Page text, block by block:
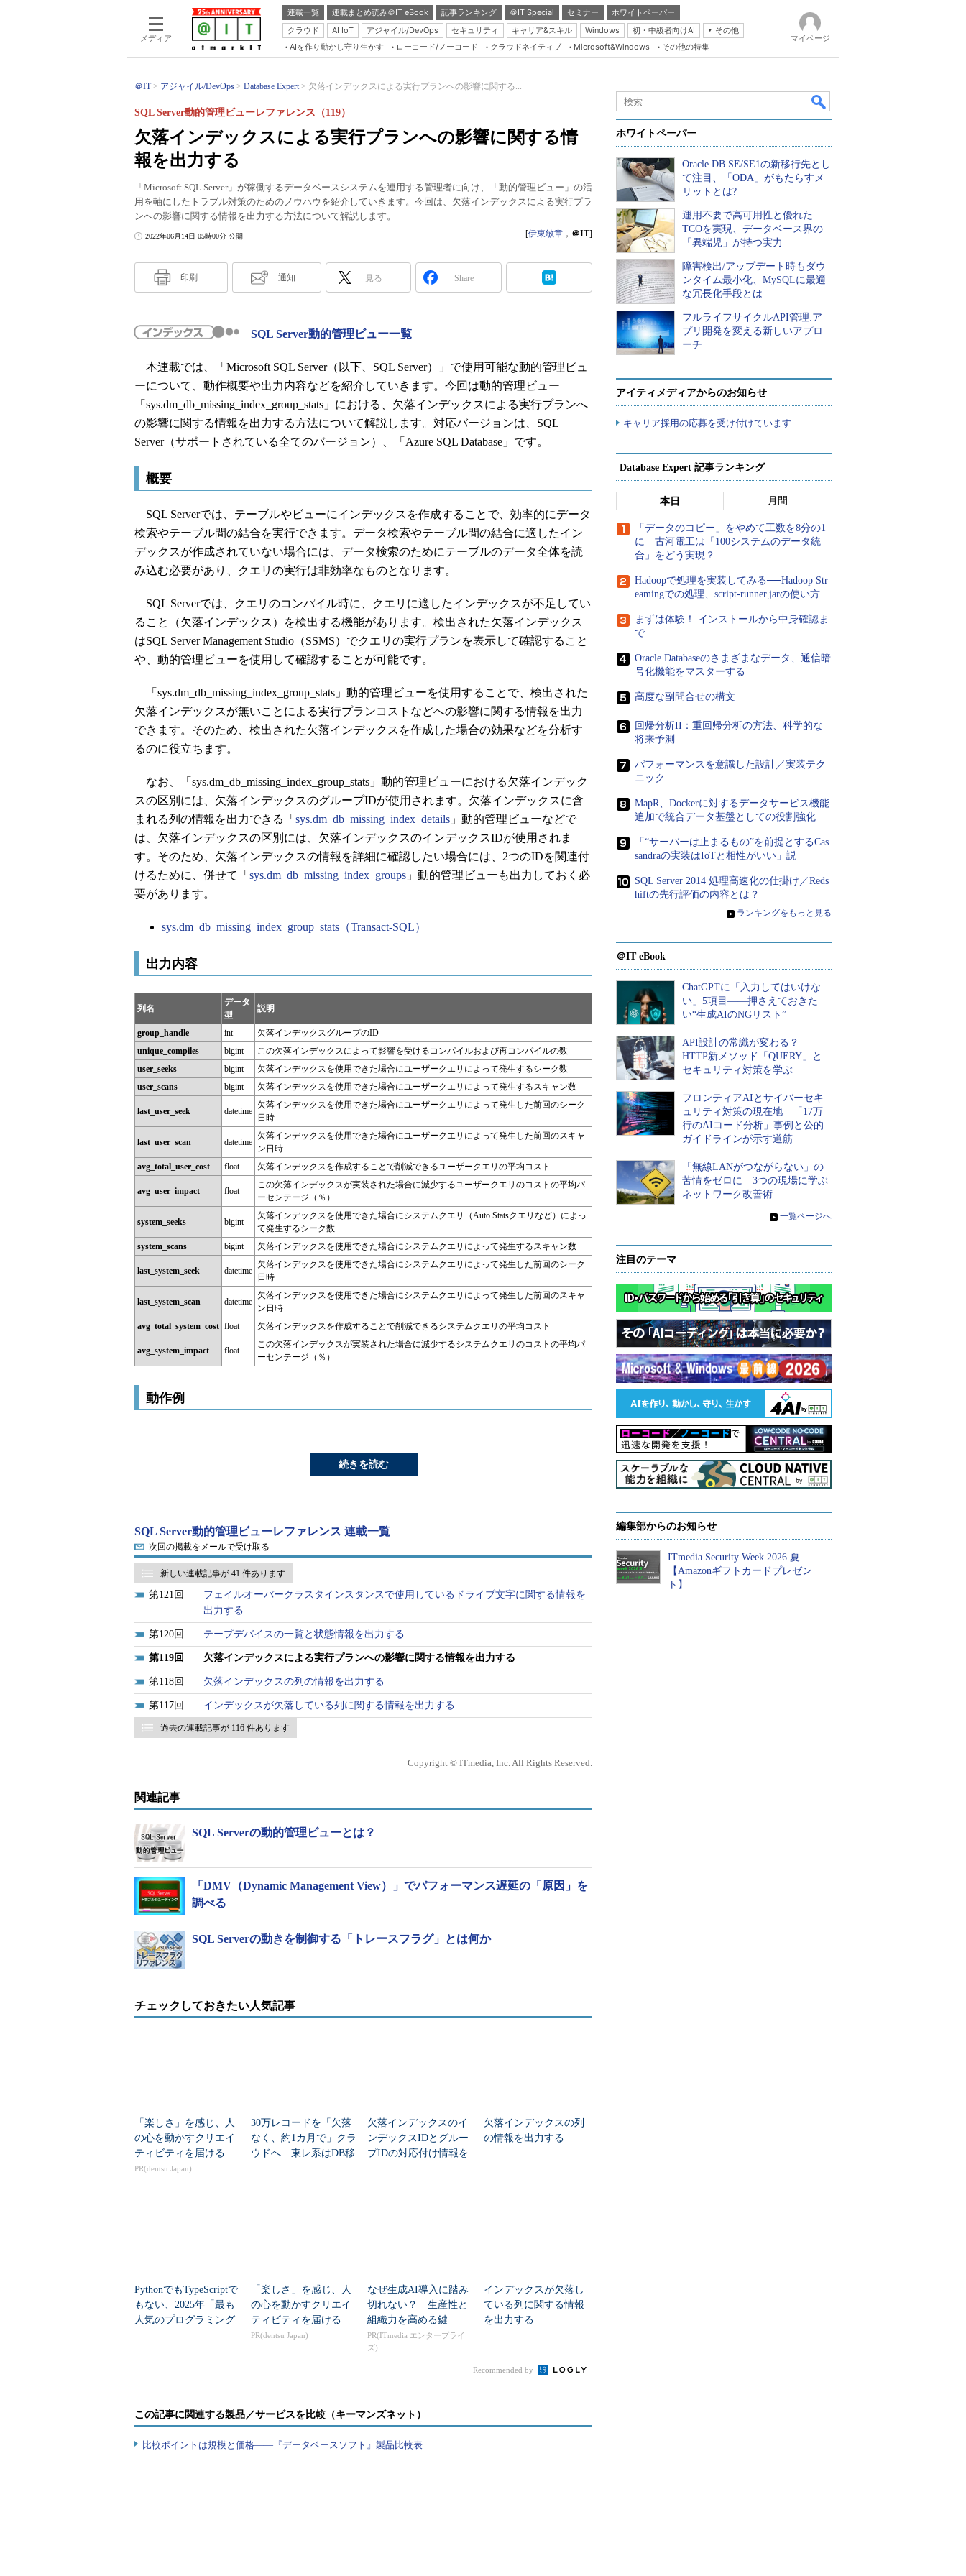
メディア
連載一覧 連載まとめ読み＠IT eBook 記事ランキング ＠IT Special セミナー
ホワイトペーパー
クラウド
AI IoT アジャイル/DevOps セキュリティ キャリア&スキル Windows 初・中級者向けAI
その他
Server & Storage
Java Agile
Database Expert
Linux ＆ OSS
Master of IP Network
Security & Trust
Test & Tools
AIを作り動かし守り生かす ローコード/ノーコード クラウドネイティブ Microsoft&Windows その他の特集
マイページ
＠IT アジャイル/DevOps Database Expert 欠落インデックスによる実行プランへの影響に関する...
欠落インデックスによる実行プランへの影響に関する情
報を出力する
SQL Server動的管理ビューレファレンス（119）
「Microsoft SQL Server」が稼働するデータベースシステムを運用する管理者に向け、「動的管理ビュー」の活
用を軸にしたトラブル対策のためのノウハウを紹介していきます。今回は、欠落インデックスによる実行プラ
ンへの影響に関する情報を出力する方法について解説します。
2022年06月14日 05時00分 公開 [伊東敏章 ， ＠IT]
印刷 通知 見る Share
SQL Server動的管理ビュー一覧
本連載では、「Microsoft SQL Server（以下、SQL Server）」で使用可能な動的管理ビュ
ーについて、動作概要や出力内容などを紹介していきます。今回は動的管理ビュー
「sys.dm_db_missing_index_group_stats」における、欠落インデックスによる実行プランへ
の影響に関する情報を出力する方法について解説します。対応バージョンは、SQL
Server（サポートされている全てのバージョン）、「Azure SQL Database」です。
概要
SQL Serverでは、テーブルやビューにインデックスを作成することで、効率的にデータ
検索やテーブル間の結合を実行できます。データ検索やテーブル間の結合に適したイン
デックスが作成されていない場合には、データ検索のためにテーブルのデータ全体を読
み込む必要があり、クエリの実行は非効率なものとなります。
SQL Serverでは、クエリのコンパイル時に、クエリに適したインデックスが不足してい
ること（欠落インデックス）を検出する機能があります。検出された欠落インデックス
はSQL Server Management Studio（SSMS）でクエリの実行プランを表示して確認すること
や、動的管理ビューを使用して確認することが可能です。
「sys.dm_db_missing_index_group_stats」動的管理ビューを使用することで、検出された
欠落インデックスが無いことによる実行プランコストなどへの影響に関する情報を出力
できます。そのため、検出された欠落インデックスを作成した場合の効果などを分析す
るのに役立ちます。
なお、「sys.dm_db_missing_index_group_stats」動的管理ビューにおける欠落インデック
スの区別には、欠落インデックスのグループIDが使用されます。欠落インデックスに含
まれる列の情報を出力できる「 sys.dm_db_missing_index_details 」動的管理ビューなどで
は、欠落インデックスの区別には、欠落インデックスのインデックスIDが使用されま
す。そのため、欠落インデックスの情報を詳細に確認したい場合には、2つのIDを関連付
けるために、併せて「 sys.dm_db_missing_index_groups 」動的管理ビューも出力しておく必
要があります。
sys.dm_db_missing_index_group_stats（Transact-SQL）
出力内容
列名
データ
型
説明
group_handle int
欠落インデックスグループのID
unique_compiles
bigint
この欠落インデックスによって影響を受けるコンパイルおよび再コンパイルの数
user_seeks
bigint
欠落インデックスを使用できた場合にユーザークエリによって発生するシーク数
user_scans
bigint 欠落インデックスを使用できた場合にユーザークエリによって発生するスキャン数
last_user_seek datetime
欠落インデックスを使用できた場合にユーザークエリによって発生した前回のシーク
日時
last_user_scan datetime
欠落インデックスを使用できた場合にユーザークエリによって発生した前回のスキャ
ン日時
avg_total_user_cost
float 欠落インデックスを作成することで削減できるユーザークエリの平均コスト
avg_user_impact float
この欠落インデックスが実装された場合に減少するユーザークエリのコストの平均パ
ーセンテージ（％）
system_seeks bigint
欠落インデックスを使用できた場合にシステムクエリ（Auto Statsクエリなど）によっ
て発生するシーク数
system_scans
bigint 欠落インデックスを使用できた場合にシステムクエリによって発生するスキャン数
last_system_seek datetime
欠落インデックスを使用できた場合にシステムクエリによって発生した前回のシーク
日時
last_system_scan datetime
欠落インデックスを使用できた場合にシステムクエリによって発生した前回のスキャ
ン日時
avg_total_system_cost float 欠落インデックスを作成することで削減できるシステムクエリの平均コスト
avg_system_impact float
この欠落インデックスが実装された場合に減少するシステムクエリのコストの平均パ
ーセンテージ（％）
動作例
続きを読む
SQL Server動的管理ビューレファレンス 連載一覧
次回の掲載をメールで受け取る
新しい連載記事が 41 件あります
121
フェイルオーバークラスタインスタンスで使用しているドライブ文字に関する情報を
出力する
120 テープデバイスの一覧と状態情報を出力する
119 欠落インデックスによる実行プランへの影響に関する情報を出力する
118 欠落インデックスの列の情報を出力する
117 インデックスが欠落している列に関する情報を出力する
過去の連載記事が 116 件あります
Copyright © ITmedia, Inc. All Rights Reserved.
関連記事
SQL Serverの動的管理ビューとは？
「DMV（Dynamic Management View）」でパフォーマンス遅延の「原因」を
調べる
SQL Serverの動きを制御する「トレースフラグ」とは何か
チェックしておきたい人気記事
「楽しさ」を感じ、人
の心を動かすクリエイ
ティビティを届ける
PR(dentsu Japan)
30万レコードを「欠落
なく、約1カ月で」クラ
ウドへ 東レ系はDB移
欠落インデックスのイ
ンデックスIDとグルー
プIDの対応付け情報を
欠落インデックスの列
の情報を出力する
PythonでもTypeScriptで
もない、2025年「最も
人気のプログラミング
「楽しさ」を感じ、人
の心を動かすクリエイ
ティビティを届ける
PR(dentsu Japan)
なぜ生成AI導入に踏み
切れない？ 生産性と
組織力を高める鍵
PR(ITmedia エンタープライ
ズ)
インデックスが欠落し
ている列に関する情報
を出力する
Recommended by
この記事に関連する製品／サービスを比較（キーマンズネット）
比較ポイントは規模と価格――『データベースソフト』製品比較表
ホワイトペーパー
Oracle DB SE/SE1の新移行先とし
て注目、「ODA」がもたらすメ
リットとは?
運用不要で高可用性と優れた
TCOを実現、データベース界の
「異端児」が持つ実力
障害検出/アップデート時もダウ
ンタイム最小化、MySQLに最適
な冗長化手段とは
フルライフサイクルAPI管理:ア
プリ開発を変える新しいアプロ
ーチ
アイティメディアからのお知らせ
キャリア採用の応募を受け付けています
Database Expert 記事ランキング
本日 月間
「データのコピー」をやめて工数を8分の1
に 古河電工は「100システムのデータ統
合」をどう実現？
Hadoopで処理を実装してみる──Hadoop Str
eamingでの処理、script-runner.jarの使い方
まずは体験！ インストールから中身確認ま
で
Oracle Databaseのさまざまなデータ、通信暗
号化機能をマスターする
高度な副問合せの構文
回帰分析II：重回帰分析の方法、科学的な
将来予測
パフォーマンスを意識した設計／実装テク
ニック
MapR、Dockerに対するデータサービス機能
追加で統合データ基盤としての役割強化
「“サーバーは止まるもの”を前提とするCas
sandraの実装はIoTと相性がいい」説
SQL Server 2014 処理高速化の仕掛け／Reds
hiftの先行評価の内容とは？
» ランキングをもっと見る
＠IT eBook
ChatGPTに「入力してはいけな
い」5項目――押さえておきた
い“生成AIのNGリスト”
API設計の常識が変わる？
HTTP新メソッド「QUERY」と
セキュリティ対策を学ぶ
フロンティアAIとサイバーセキ
ュリティ対策の現在地 「17万
行のAIコード分析」事例と公的
ガイドラインが示す道筋
「無線LANがつながらない」の
苦情をゼロに 3つの現場に学ぶ
ネットワーク改善術
» 一覧ページへ
注目のテーマ
編集部からのお知らせ
ITmedia Security Week 2026 夏
【Amazonギフトカードプレゼン
ト】